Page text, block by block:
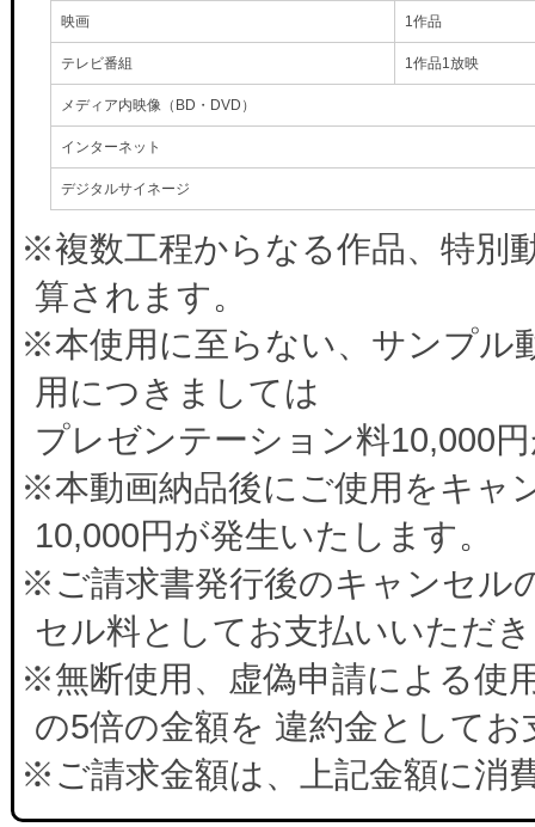
映画 1作品
テレビ番組 1作品1放映
メディア内映像（BD・DVD）
インターネット
デジタルサイネージ
※複数工程からなる作品、特別
算されます。
※本使用に至らない、サンプル
用につきましては
プレゼンテーション料10,000
※本動画納品後にご使用をキャ
10,000円が発生いたします。
※ご請求書発行後のキャンセル
セル料としてお支払いいただ
※無断使用、虚偽申請による使
の5倍の金額を 違約金として
※ご請求金額は、上記金額に消